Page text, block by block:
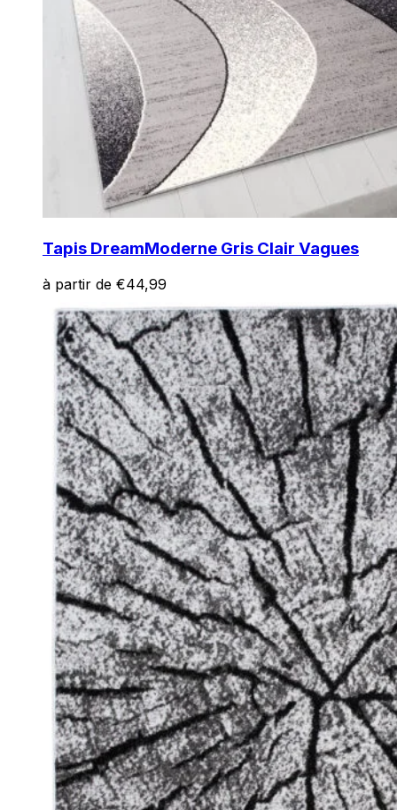
Tapis DreamModerne Gris Clair Vagues
à partir de €44,99